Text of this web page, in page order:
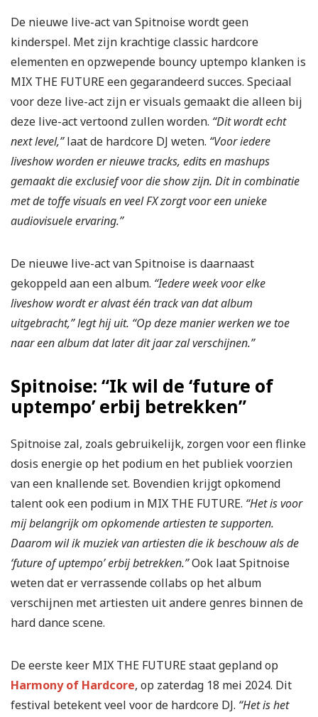
De nieuwe live-act van Spitnoise wordt geen
kinderspel. Met zijn krachtige classic hardcore
elementen en opzwepende bouncy uptempo klanken is
MIX THE FUTURE een gegarandeerd succes. Speciaal
voor deze live-act zijn er visuals gemaakt die alleen bij
deze live-act vertoond zullen worden. “Dit wordt echt
next level,”laat de hardcore DJ weten. “Voor iedere
liveshow worden er nieuwe tracks, edits en mashups
gemaakt die exclusief voor die show zijn. Dit in combinatie
met de toffe visuals en veel FX zorgt voor een unieke
audiovisuele ervaring.”
De nieuwe live-act van Spitnoise is daarnaast
gekoppeld aan een album. “Iedere week voor elke
liveshow wordt er alvast één track van dat album
uitgebracht,” legt hij uit. “Op deze manier werken we toe
naar een album dat later dit jaar zal verschijnen.”
Spitnoise: “Ik wil de ‘future of
uptempo’ erbij betrekken”
Spitnoise zal, zoals gebruikelijk, zorgen voor een flinke
dosis energie op het podium en het publiek voorzien
van een knallende set. Bovendien krijgt opkomend
talent ook een podium in MIX THE FUTURE. “Het is voor
mij belangrijk om opkomende artiesten te supporten.
Daarom wil ik muziek van artiesten die ik beschouw als de
‘future of uptempo’ erbij betrekken.”Ook laat Spitnoise
weten dat er verrassende collabs op het album
verschijnen met artiesten uit andere genres binnen de
hard dance scene.
De eerste keer MIX THE FUTURE staat gepland op
Harmony of Hardcore, op zaterdag 18 mei 2024. Dit
festival betekent veel voor de hardcore DJ. “Het is het